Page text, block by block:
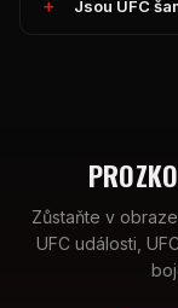
Jsou UFC
Zůstaňte v obraze
UFC události, UFC